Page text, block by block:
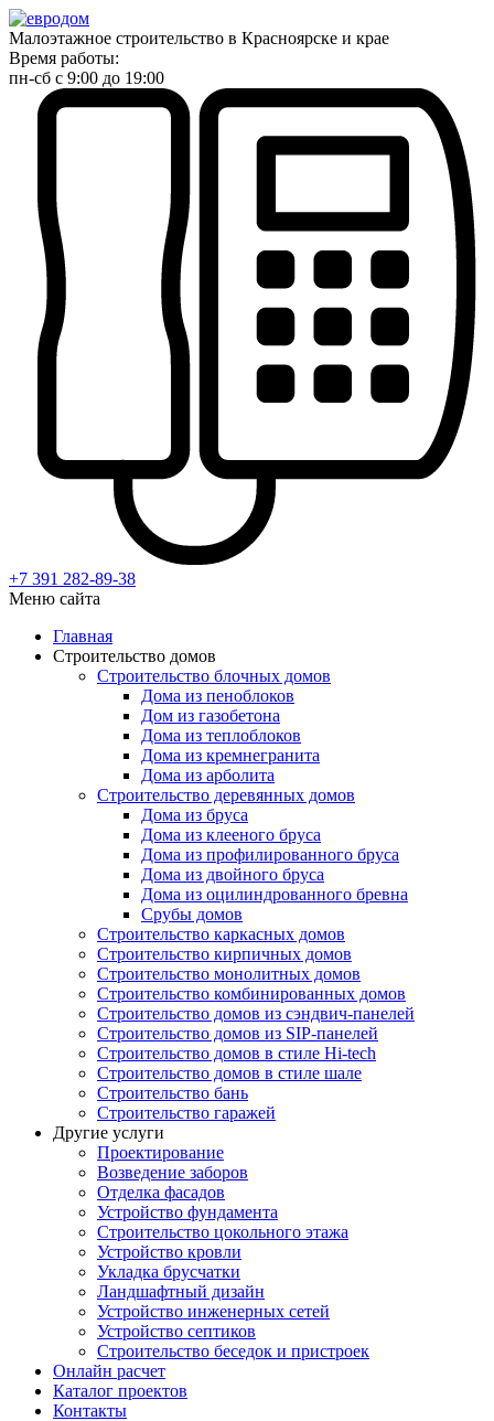
Малоэтажное строительство в Красноярске и крае
Время работы:
пн-сб с 9:00 до 19:00
+7 391 282-89-38
Меню сайта
Главная
Строительство домов
Строительство блочных домов
Дома из пеноблоков
Дом из газобетона
Дома из теплоблоков
Дома из кремнегранита
Дома из арболита
Строительство деревянных домов
Дома из бруса
Дома из клееного бруса
Дома из профилированного бруса
Дома из двойного бруса
Дома из оцилиндрованного бревна
Срубы домов
Строительство каркасных домов
Строительство кирпичных домов
Строительство монолитных домов
Строительство комбинированных домов
Строительство домов из сэндвич-панелей
Строительство домов из SIP-панелей
Строительство домов в стиле Hi-tech
Строительство домов в стиле шале
Строительство бань
Строительство гаражей
Другие услуги
Проектирование
Возведение заборов
Отделка фасадов
Устройство фундамента
Строительство цокольного этажа
Устройство кровли
Укладка брусчатки
Ландшафтный дизайн
Устройство инженерных сетей
Устройство септиков
Строительство беседок и пристроек
Онлайн расчет
Каталог проектов
Контакты